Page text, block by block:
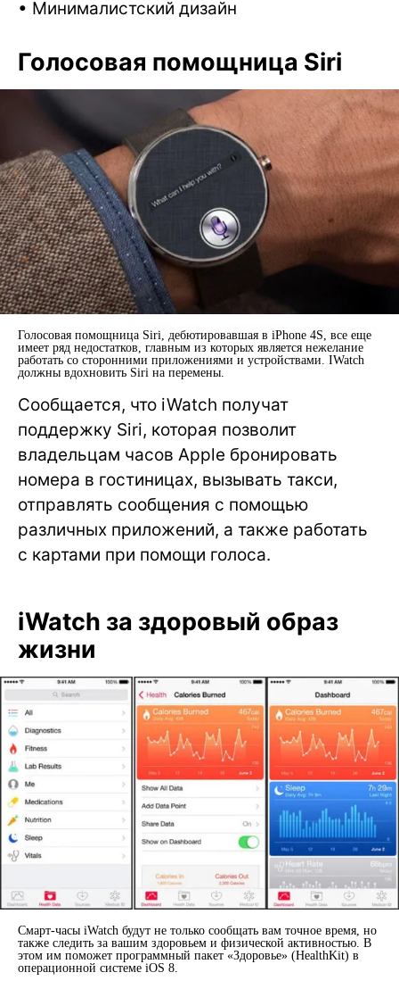
• Минималистский дизайн
Голосовая помощница Siri
Голосовая помощница Siri, дебютировавшая в iPhone 4S, все еще
имеет ряд недостатков, главным из которых является нежелание
работать со сторонними приложениями и устройствами. IWatch
должны вдохновить Siri на перемены.
Сообщается, что iWatch получат
поддержку Siri, которая позволит
владельцам часов Apple бронировать
номера в гостиницах, вызывать такси,
отправлять сообщения с помощью
различных приложений, а также работать
с картами при помощи голоса.
iWatch за здоровый образ
жизни
Смарт-часы iWatch будут не только сообщать вам точное время, но
также следить за вашим здоровьем и физической активностью. В
этом им поможет программный пакет «Здоровье» (HealthKit) в
операционной системе iOS 8.